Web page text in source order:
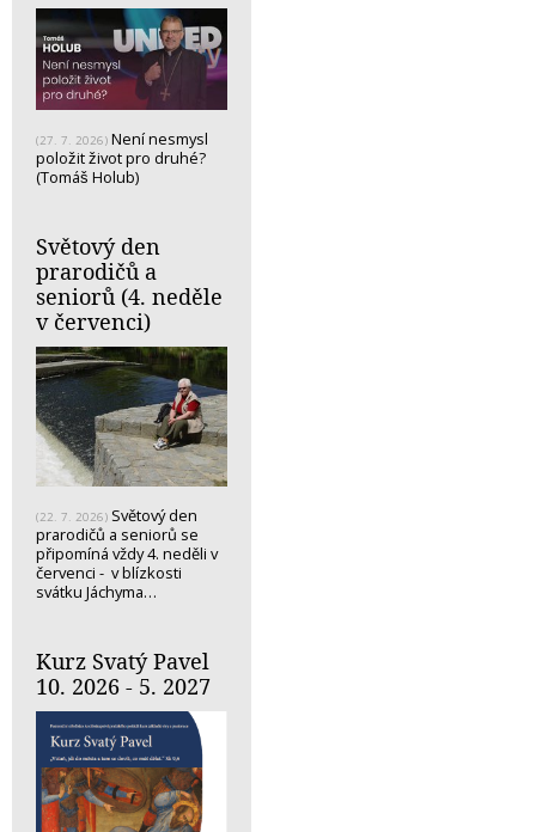
(27. 7. 2026) Není nesmysl
položit život pro druhé?
(Tomáš Holub)
Světový den
prarodičů a
seniorů (4. neděle
v červenci)
(22. 7. 2026) Světový den
prarodičů a seniorů se
připomíná vždy 4. neděli v
červenci - v blízkosti
svátku Jáchyma…
Kurz Svatý Pavel
10. 2026 - 5. 2027